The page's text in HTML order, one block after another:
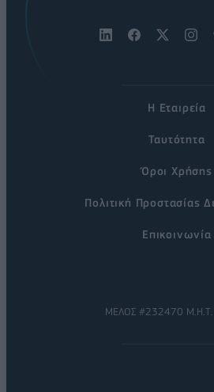
Η Εταιρεία
Ταυτότητα
Όροι Χρήσης
Πολιτική Προστασίας
Επικοινωνία
ΜΕΛΟΣ #232470 Μ.Η.Τ.